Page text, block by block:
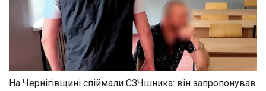
На Чернігівщині спіймали СЗЧшника: він запропонував